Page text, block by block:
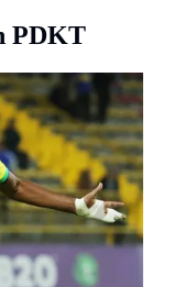
PDKT
20, Andrey